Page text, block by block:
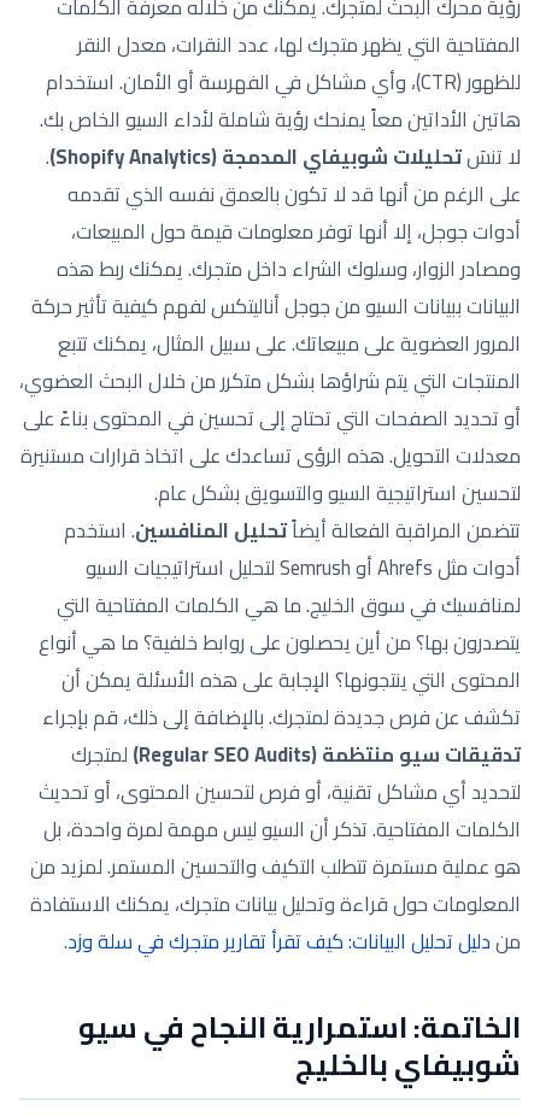
المفتاحية التي يظهر متجرك لها، عدد النقرات، معدل النقر
للظهور (CTR)، وأي مشاكل في الفهرسة أو الأمان. استخدام
هاتين الأداتين معاً يمنحك رؤية شاملة لأداء السيو الخاص بك.
لا تنسَتحليلات شوبيفاي المدمجة (Shopify Analytics)
.
على الرغم من أنها قد لا تكون بالعمق نفسه الذي تقدمه
أدوات جوجل، إلا أنها توفر معلومات قيمة حول المبيعات،
ومصادر الزوار، وسلوك الشراء داخل متجرك. يمكنك ربط هذه
البيانات ببيانات السيو من جوجل أناليتكس لفهم كيفية تأثير حركة
المرور العضوية على مبيعاتك. على سبيل المثال، يمكنك تتبع
المنتجات التي يتم شراؤها بشكل متكرر من خلال البحث العضوي،
أو تحديد الصفحات التي تحتاج إلى تحسين في المحتوى بناءً على
معدلات التحويل. هذه الرؤى تساعدك على اتخاذ قرارات مستنيرة
لتحسين استراتيجية السيو والتسويق بشكل عام.
تتضمن المراقبة الفعالة أيضاًتحليل المنافسين. استخدم
أدوات مثل Ahrefs أو Semrush لتحليل استراتيجيات السيو
لمنافسيك في سوق الخليج. ما هي الكلمات المفتاحية التي
يتصدرون بها؟ من أين يحصلون على روابط خلفية؟ ما هي أنواع
المحتوى التي ينتجونها؟ الإجابة على هذه الأسئلة يمكن أن
تكشف عن فرص جديدة لمتجرك. بالإضافة إلى ذلك، قم بإجراء
تدقيقات سيو منتظمة (Regular SEO Audits)
لمتجرك
لتحديد أي مشاكل تقنية، أو فرص لتحسين المحتوى، أو تحديث
الكلمات المفتاحية. تذكر أن السيو ليس مهمة لمرة واحدة، بل
هو عملية مستمرة تتطلب التكيف والتحسين المستمر. لمزيد من
المعلومات حول قراءة وتحليل بيانات متجرك، يمكنك الاستفادة
مندليل تحليل البيانات: كيف تقرأ تقارير متجرك في سلة وزد.
الخاتمة: استمرارية النجاح في سيو
شوبيفاي بالخليج